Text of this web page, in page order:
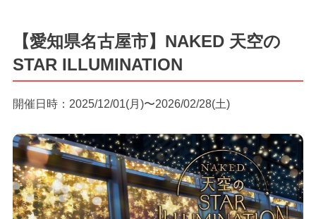
【愛知県名古屋市】NAKED 天空の
STAR ILLUMINATION
開催日時：2025/12/01(月)〜2026/02/28(土)